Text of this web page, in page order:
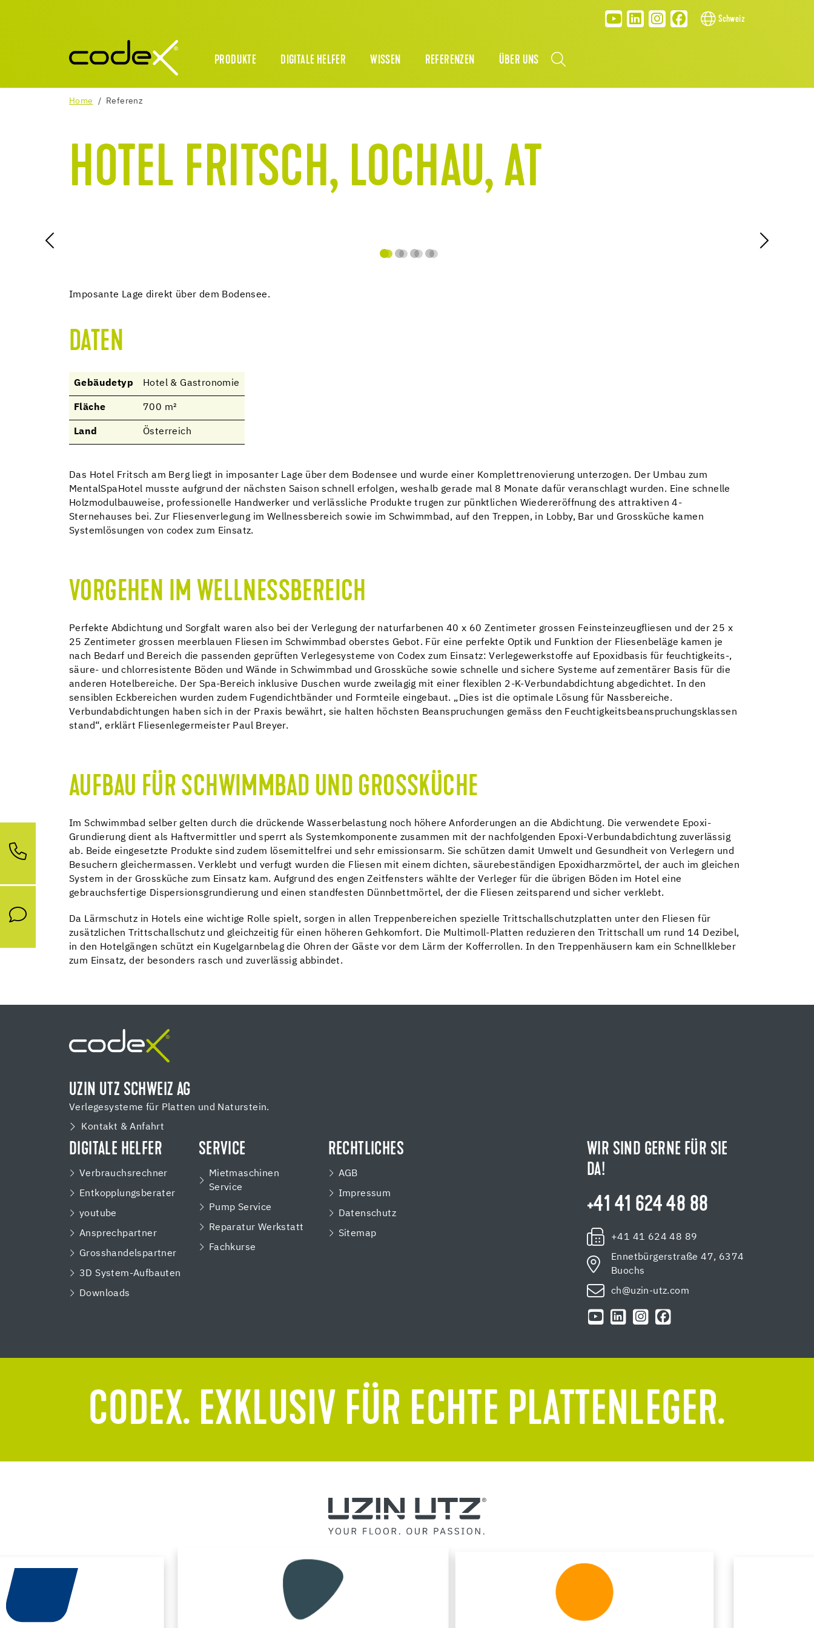
Schweiz
PRODUKTE DIGITALE HELFER WISSEN REFERENZEN ÜBER UNS
Home Referenz
HOTEL FRITSCH, LOCHAU, AT
Imposante Lage direkt über dem Bodensee.
DATEN
Gebäudetyp Hotel & Gastronomie
Fläche 700 m²
Land Österreich
Das Hotel Fritsch am Berg liegt in imposanter Lage über dem Bodensee und wurde einer Komplettrenovierung unterzogen. Der Umbau zum
MentalSpaHotel musste aufgrund der nächsten Saison schnell erfolgen, weshalb gerade mal 8 Monate dafür veranschlagt wurden. Eine schnelle
Holzmodulbauweise, professionelle Handwerker und verlässliche Produkte trugen zur pünktlichen Wiedereröffnung des attraktiven 4-
Sternehauses bei. Zur Fliesenverlegung im Wellnessbereich sowie im Schwimmbad, auf den Treppen, in Lobby, Bar und Grossküche kamen
Systemlösungen von codex zum Einsatz.
VORGEHEN IM WELLNESSBEREICH
Perfekte Abdichtung und Sorgfalt waren also bei der Verlegung der naturfarbenen 40 x 60 Zentimeter grossen Feinsteinzeugfliesen und der 25 x
25 Zentimeter grossen meerblauen Fliesen im Schwimmbad oberstes Gebot. Für eine perfekte Optik und Funktion der Fliesenbeläge kamen je
nach Bedarf und Bereich die passenden geprüften Verlegesysteme von Codex zum Einsatz: Verlegewerkstoffe auf Epoxidbasis für feuchtigkeits-,
säure- und chlorresistente Böden und Wände in Schwimmbad und Grossküche sowie schnelle und sichere Systeme auf zementärer Basis für die
anderen Hotelbereiche. Der Spa-Bereich inklusive Duschen wurde zweilagig mit einer flexiblen 2-K-Verbundabdichtung abgedichtet. In den
sensiblen Eckbereichen wurden zudem Fugendichtbänder und Formteile eingebaut. „Dies ist die optimale Lösung für Nassbereiche.
Verbundabdichtungen haben sich in der Praxis bewährt, sie halten höchsten Beanspruchungen gemäss den Feuchtigkeitsbeanspruchungsklassen
stand“, erklärt Fliesenlegermeister Paul Breyer.
AUFBAU FÜR SCHWIMMBAD UND GROSSKÜCHE
Im Schwimmbad selber gelten durch die drückende Wasserbelastung noch höhere Anforderungen an die Abdichtung. Die verwendete Epoxi-
Grundierung dient als Haftvermittler und sperrt als Systemkomponente zusammen mit der nachfolgenden Epoxi-Verbundabdichtung zuverlässig
ab. Beide eingesetzte Produkte sind zudem lösemittelfrei und sehr emissionsarm. Sie schützen damit Umwelt und Gesundheit von Verlegern und
Besuchern gleichermassen. Verklebt und verfugt wurden die Fliesen mit einem dichten, säurebeständigen Epoxidharzmörtel, der auch im gleichen
System in der Grossküche zum Einsatz kam. Aufgrund des engen Zeitfensters wählte der Verleger für die übrigen Böden im Hotel eine
gebrauchsfertige Dispersionsgrundierung und einen standfesten Dünnbettmörtel, der die Fliesen zeitsparend und sicher verklebt.
Da Lärmschutz in Hotels eine wichtige Rolle spielt, sorgen in allen Treppenbereichen spezielle Trittschallschutzplatten unter den Fliesen für
zusätzlichen Trittschallschutz und gleichzeitig für einen höheren Gehkomfort. Die Multimoll-Platten reduzieren den Trittschall um rund 14 Dezibel,
in den Hotelgängen schützt ein Kugelgarnbelag die Ohren der Gäste vor dem Lärm der Kofferrollen. In den Treppenhäusern kam ein Schnellkleber
zum Einsatz, der besonders rasch und zuverlässig abbindet.
UZIN UTZ SCHWEIZ AG
Verlegesysteme für Platten und Naturstein.
Kontakt & Anfahrt
DIGITALE HELFER
Verbrauchsrechner
Entkopplungsberater
youtube
Ansprechpartner
Grosshandelspartner
3D System-Aufbauten
Downloads
SERVICE
Mietmaschinen
Service
Pump Service
Reparatur Werkstatt
Fachkurse
RECHTLICHES
AGB
Impressum
Datenschutz
Sitemap
WIR SIND GERNE FÜR SIE
DA!
+41 41 624 48 88
+41 41 624 48 89
Ennetbürgerstraße 47, 6374
Buochs
ch@uzin-utz.com
CODEX. EXKLUSIV FÜR ECHTE PLATTENLEGER.